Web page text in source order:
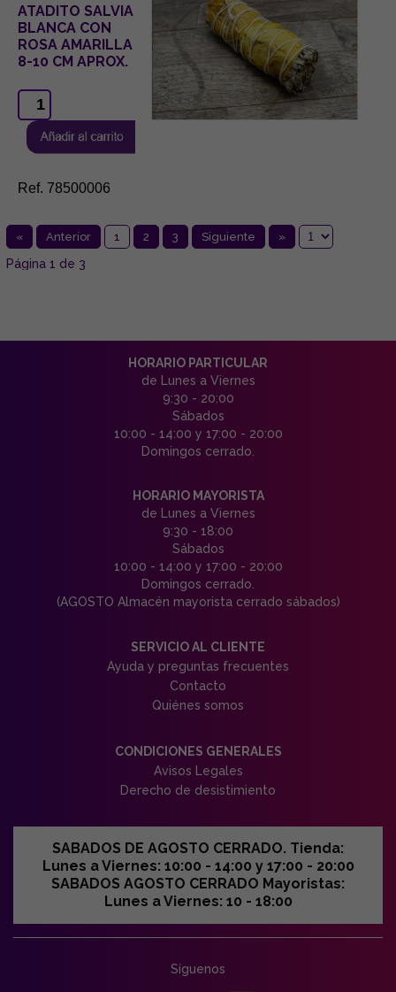
ATADITO SALVIA
BLANCA CON
ROSA AMARILLA
8-10 CM APROX.
Ref. 78500006
« Anterior 1 2 3 Siguiente »
Página 1 de 3
HORARIO PARTICULAR
de Lunes a Viernes
9:30 - 20:00
Sábados
10:00 - 14:00 y 17:00 - 20:00
Domingos cerrado.
HORARIO MAYORISTA
de Lunes a Viernes
9:30 - 18:00
Sábados
10:00 - 14:00 y 17:00 - 20:00
Domingos cerrado.
(AGOSTO Almacén mayorista cerrado sábados)
SERVICIO AL CLIENTE
Ayuda y preguntas frecuentes
Contacto
Quiénes somos
CONDICIONES GENERALES
Avisos Legales
Derecho de desistimiento
SABADOS DE AGOSTO CERRADO. Tienda:
Lunes a Viernes: 10:00 - 14:00 y 17:00 - 20:00
SABADOS AGOSTO CERRADO Mayoristas:
Lunes a Viernes: 10 - 18:00
Síguenos